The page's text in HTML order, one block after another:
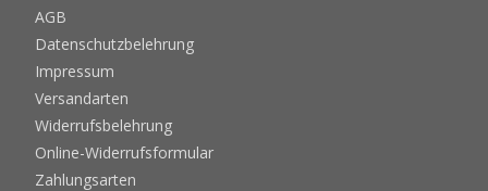
AGB
Datenschutzbelehrung
Impressum
Versandarten
Widerrufsbelehrung
Online-Widerrufsformular
Zahlungsarten